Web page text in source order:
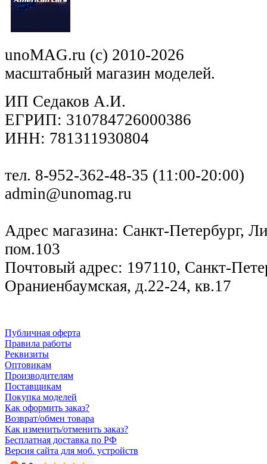
unoMAG.ru (c) 2010-2026
масштабный магазин моделей.
ИП Седаков А.И.
ЕГРИП: 310784726000386
ИНН: 781311930804
тел. 8-952-362-48-35 (11:00-20:00)
admin@unomag.ru
Адрес магазина: Санкт-Петербург,
пом.103
Почтовый адрес: 197110, Санкт-
Ораниенбаумская, д.22-24, кв.17
Публичная оферта
Правила работы
Реквизиты
Оптовикам
Производителям
Поставщикам
Покупка моделей
Как оформить заказ?
Возврат/обмен товара
Как изменить/отменить заказ?
Бесплатная доставка по РФ
Версия сайта для моб. устройств